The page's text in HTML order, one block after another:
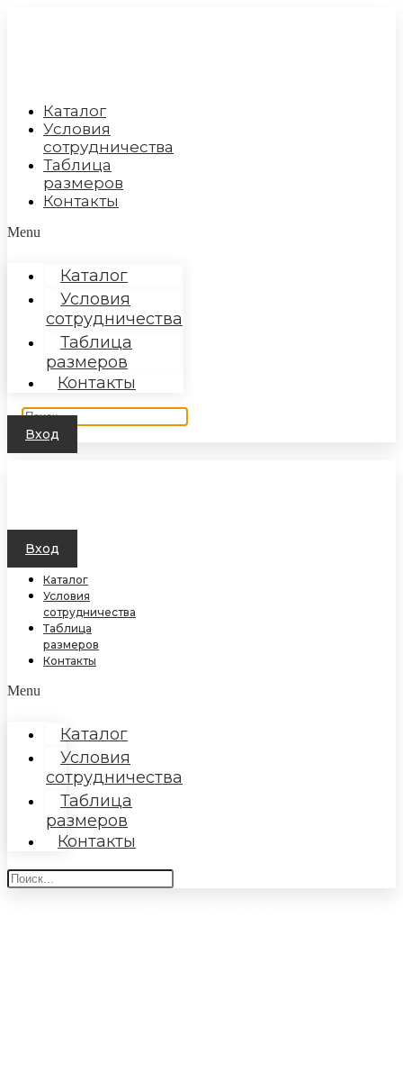
Каталог
Условия
сотрудничества
Таблица
размеров
Контакты
Menu
Каталог
Условия
сотрудничества
Таблица
размеров
Контакты
Вход
Вход
Каталог
Условия
сотрудничества
Таблица
размеров
Контакты
Menu
Каталог
Условия
сотрудничества
Таблица
размеров
Контакты